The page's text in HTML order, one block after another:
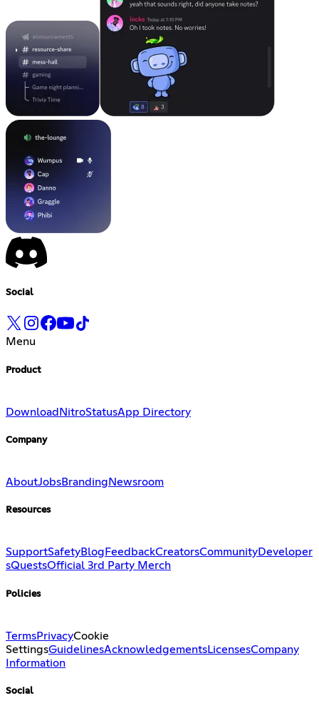
Social
Menu
Product
Download NitroStatusApp Directory
Company
AboutJobsBranding Newsroom
Resources
SupportSafetyBlog FeedbackCreatorsCommunityDeveloper
sQuestsOfficial 3rd Party Merch
Policies
TermsPrivacyCookie
SettingsGuidelinesAcknowledgementsLicensesCompany
Information
Social